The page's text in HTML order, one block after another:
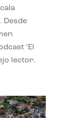
Desde
‘El
lector.